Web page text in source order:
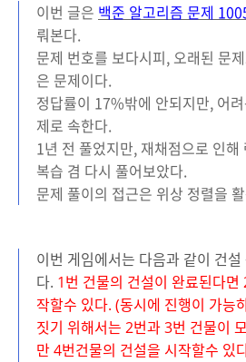
이번 글은 백준 알고리즘 문제
뤄본다.
문제 번호를 보다시피, 오래된 문
은 문제이다.
정답률이 17%밖에 안되지만, 어
제로 속한다.
1년 전 풀었지만, 재채점으로 인
복습 겸 다시 풀어보았다.
문제 풀이의 접근은 위상 정렬을
이번 게임에서는 다음과 같이 건
다. 1번 건물의 건설이 완료된다면
작할수 있다. (동시에 진행이 가능
짓기 위해서는 2번과 3번 건물이
만 4번건물의 건설을 시작할수 있